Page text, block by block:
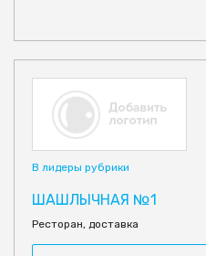
В лидеры рубрики
ШАШЛЫЧНАЯ №1
Ресторан, доставка